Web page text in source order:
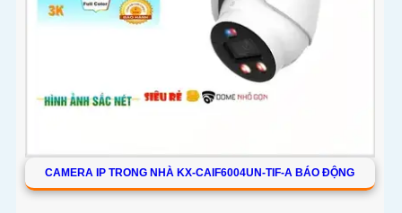
CAMERA IP TRONG NHÀ KX-CAIF6004UN-TIF-A BÁO ĐỘNG